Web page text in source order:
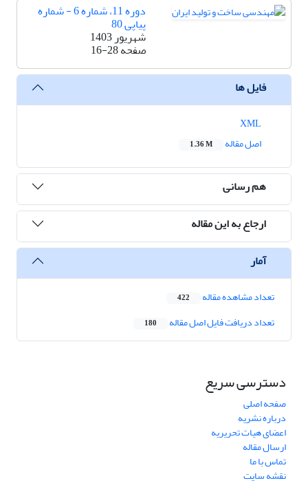
دوره 11، شماره 6 - شماره
پیاپی 80
شهریور 1403
صفحه16-28
فایل ها
اصل مقاله
1.36 M
هم رسانی
ارجاع به این مقاله
آمار
تعداد مشاهده مقاله 422
تعداد دریافت فایل اصل مقاله 180
دسترسی سریع
صفحه اصلی
درباره نشریه
اعضای هیات تحریریه
ارسال مقاله
تماس با ما
نقشه سایت